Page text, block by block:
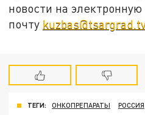
новости на электронную
почту
ТЕГИ: ОНКОПРЕПАРАТЫ РОССИЯ